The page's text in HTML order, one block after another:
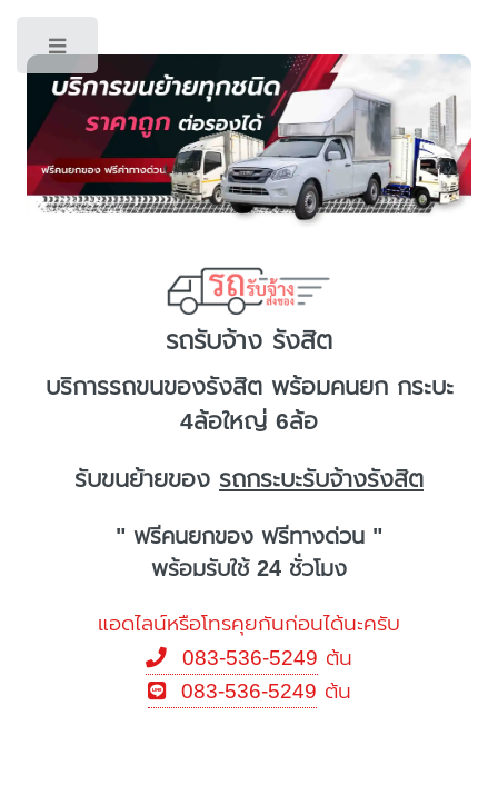
รถรับจ้าง รังสิต
บริการรถขนของรังสิตพร้อมคนยก กระบะ
4ล้อใหญ่ 6ล้อ
รับขนย้ายของ รถกระบะรับจ้างรังสิต
" ฟรีคนยกของ ฟรีทางด่วน "
พร้อมรับใช้ 24 ชั่วโมง
แอดไลน์หรือโทรคุยกันก่อนได้นะครับ
083-536-5249 ต้น
083-536-5249 ต้น
Toggle